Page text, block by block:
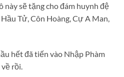
này sẽ tặng cho đám huynh đệ
Tử, Côn Hoàng, Cự A Man,
hết đã tiến vào Nhập Phàm
rồi.